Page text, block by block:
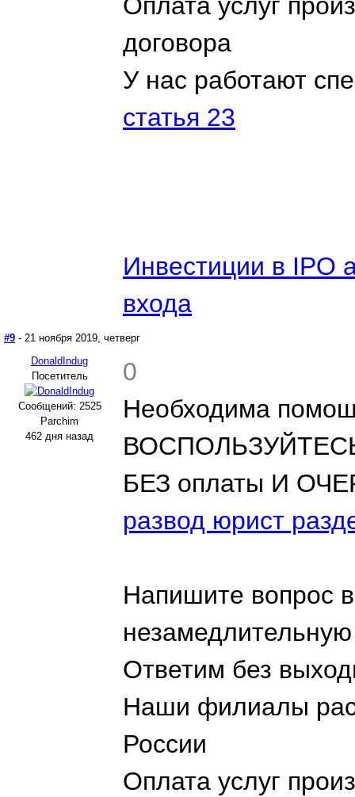
договора
У нас работают
статья 23
Инвестиции в IPO
входа
#9 - 21 ноября 2019, четверг
DonaldIndug
Посетитель
Сообщений: 2525
Parchim
462 дня назад
0
Необходима
БЕЗ оплаты И
развод юрист
Напишите вопрос
Ответим без
Наши филиалы
России
Оплата услуг